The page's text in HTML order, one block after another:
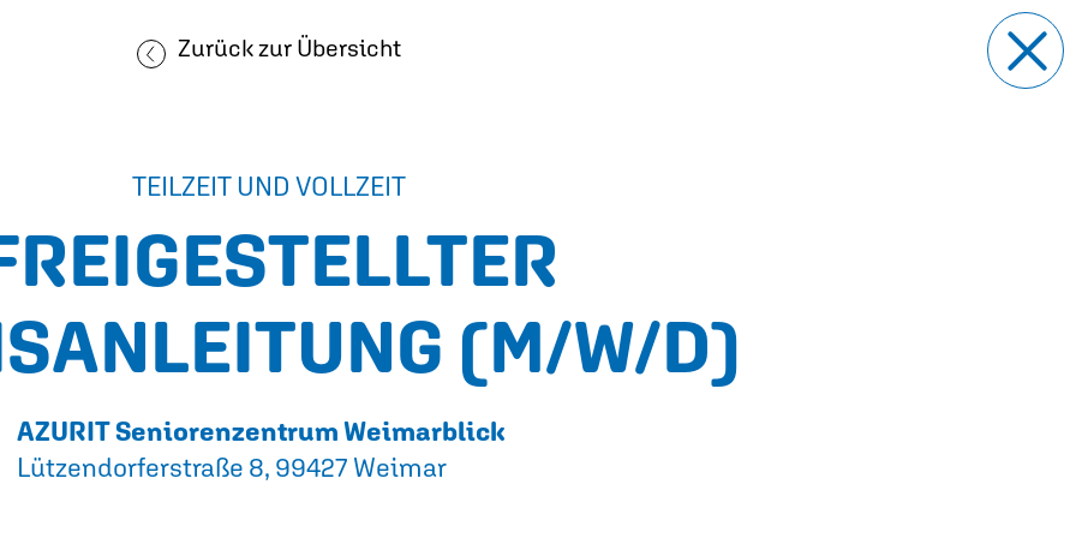
Zurück zur Übersicht
TEILZEIT UND VOLLZEIT
(M/W/D)
AZURIT Seniorenzentrum Weimarblick
Lützendorferstraße 8, 99427 Weimar